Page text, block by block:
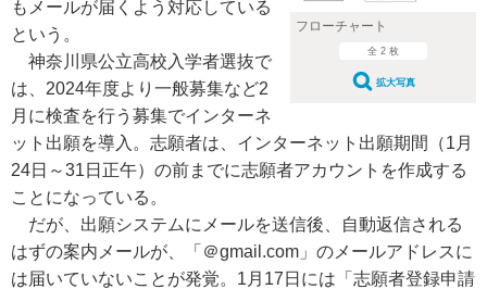
フローチャート
全 2 枚
拡大写真
もメールが届くよう対応している
という。
神奈川県公立高校入学者選抜で
は、2024年度より一般募集など2
月に検査を行う募集でインターネ
ット出願を導入。志願者は、インターネット出願期間（1月
24日～31日正午）の前までに志願者アカウントを作成する
ことになっている。
だが、出願システムにメールを送信後、自動返信される
はずの案内メールが、「＠gmail.com」のメールアドレスに
は届いていないことが発覚。1月17日には「志願者登録申請